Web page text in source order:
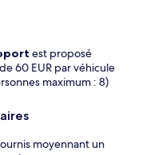
est proposé
60 EUR par véhicule
maximum : 8)
moyennant un